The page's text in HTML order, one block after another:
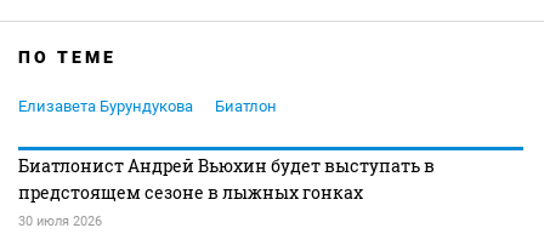
ПО ТЕМЕ
Елизавета Бурундукова Биатлон
Биатлонист Андрей Вьюхин будет выступать в
предстоящем сезоне в лыжных гонках
30 июля 2026